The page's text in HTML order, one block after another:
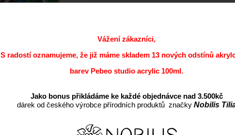
Dostupnost:
Vážení zákazníci,
S radostí oznamujeme, že již máme skladem 13 nových odstínů
barev Pebeo studio acrylic 100ml.
Jako bonus přikládáme ke každé objednávce nad 3.500kč
dárek od českého výrobce přírodních produktů značky Nobilis